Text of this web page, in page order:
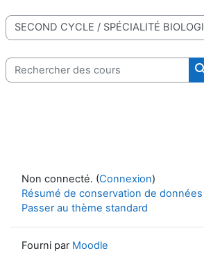
Catégories de cours
Rechercher des cours
Non connecté. (Connexion)
Résumé de conservation de données
Passer au thème standard
Fourni par Moodle